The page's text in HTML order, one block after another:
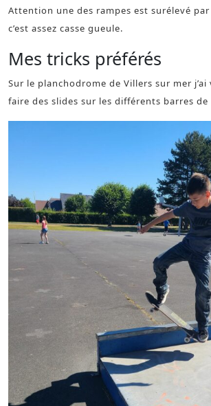
Attention une des rampes est surélevé
c’est assez casse gueule.
Mes tricks préférés
Sur le planchodrome de Villers sur mer
faire des slides sur les différents barres de